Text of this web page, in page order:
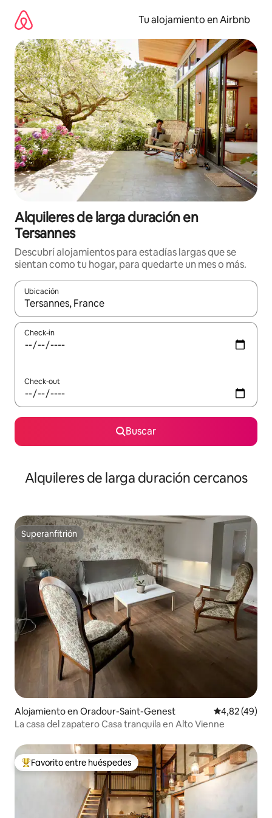
contenido
Tu alojamiento en Airbnb
Alquileres de larga duración en
Tersannes
Descubrí alojamientos para estadías largas que se
sientan como tu hogar, para quedarte un mes o más.
Ubicación
Cuando los resultados estén disponibles, navegá con las
Check-in
Check-out
Buscar
Alquileres de larga duración cercanos
Superanfitrión
Superanfitrión
Alojamiento en Oradour-Saint-Genest Calificación
4,82 (49)
La casa del zapatero Casa tranquila en Alto Vienne
Favorito entre los huéspedes más destacados
Favorito entre huéspedes